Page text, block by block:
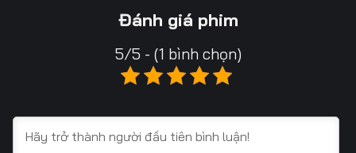
20
25 26
Đánh giá phim
5/5 - (1 bình chọn)